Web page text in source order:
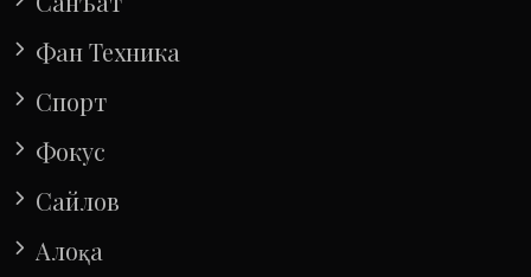
Фан Техника
Спорт
Фокус
Сайлов
Алоқа